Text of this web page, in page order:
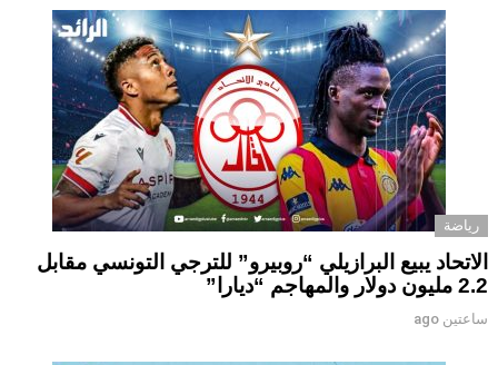
رياضة
الاتحاد يبيع البرازيلي “روبيرو” للترجي التونسي مقابل
2.2 مليون دولار والمهاجم “ديارا”
ساعتين ago